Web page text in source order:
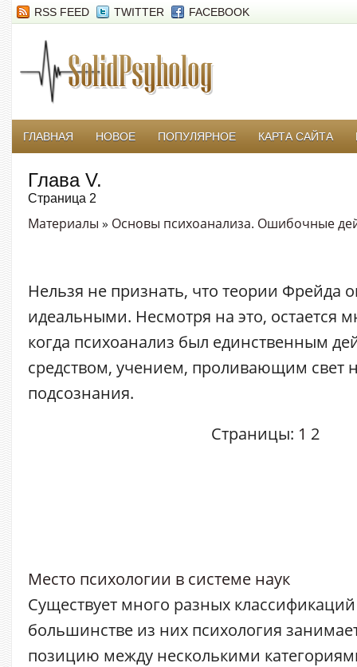
RSS FEED TWITTER FACEBOOK
ГЛАВНАЯ НОВОЕ ПОПУЛЯРНОЕ КАРТА САЙТА
Глава V.
Страница 2
Материалы » Основы психоанализа. Ошибочные
Нельзя не признать, что теории Фрейда
идеальными. Несмотря на это, остается
когда психоанализ был единственным
средством, учением, проливающим свет
подсознания.
Страницы: 1 2
Место психологии в системе наук
Существует много разных
большинстве из них психология
позицию между несколькими